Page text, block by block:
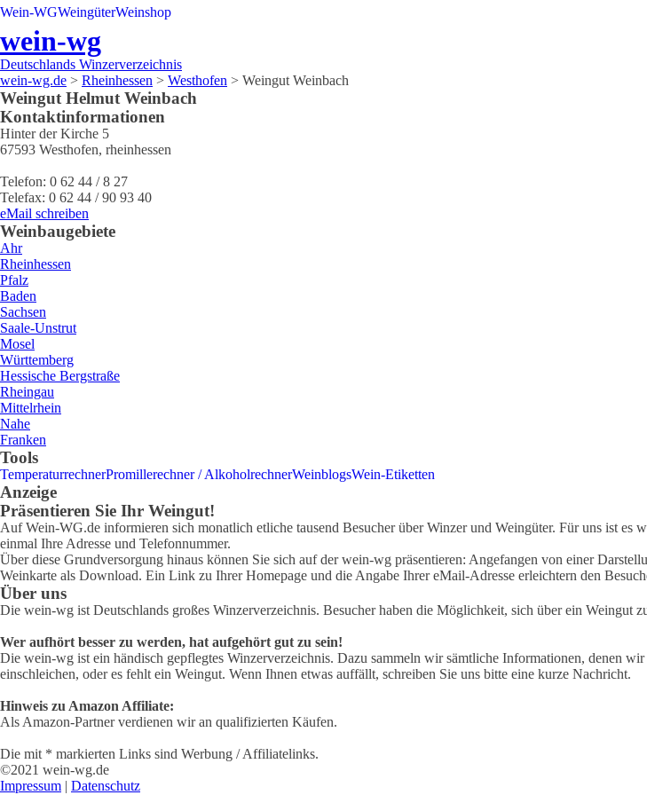
Wein-WGWeingüterWeinshop
wein-wg
Deutschlands Winzerverzeichnis
wein-wg.de > Rheinhessen > Westhofen > Weingut Weinbach
Weingut Helmut Weinbach
Kontaktinformationen
Hinter der Kirche 5
67593 Westhofen, rheinhessen
Telefon: 0 62 44 / 8 27
Telefax: 0 62 44 / 90 93 40
eMail schreiben
Weinbaugebiete
Ahr
Rheinhessen
Pfalz
Baden
Sachsen
Saale-Unstrut
Mosel
Württemberg
Hessische Bergstraße
Rheingau
Mittelrhein
Nahe
Franken
Tools
TemperaturrechnerPromillerechner / AlkoholrechnerWeinblogsWein-Etiketten
Anzeige
Präsentieren Sie Ihr Weingut!
Auf Wein-WG.de informieren sich monatlich etliche tausend Besucher über Winzer und Weingüter. Für uns ist
einmal Ihre Adresse und Telefonnummer.
Über diese Grundversorgung hinaus können Sie sich auf der wein-wg präsentieren: Angefangen von einer
Weinkarte als Download. Ein Link zu Ihrer Homepage und die Angabe Ihrer eMail-Adresse erleichtern den
Über uns
Die wein-wg ist Deutschlands großes Winzerverzeichnis. Besucher haben die Möglichkeit, sich über ein Weingut
Wer aufhört besser zu werden, hat aufgehört gut zu sein!
Die wein-wg ist ein händisch gepflegtes Winzerverzeichnis. Dazu sammeln wir sämtliche Informationen, denen
einschleichen, oder es fehlt ein Weingut. Wenn Ihnen etwas auffällt, schreiben Sie uns bitte eine kurze Nachricht.
Hinweis zu Amazon Affiliate:
Als Amazon-Partner verdienen wir an qualifizierten Käufen.
Die mit * markierten Links sind Werbung / Affiliatelinks.
©2021 wein-wg.de
Impressum | Datenschutz